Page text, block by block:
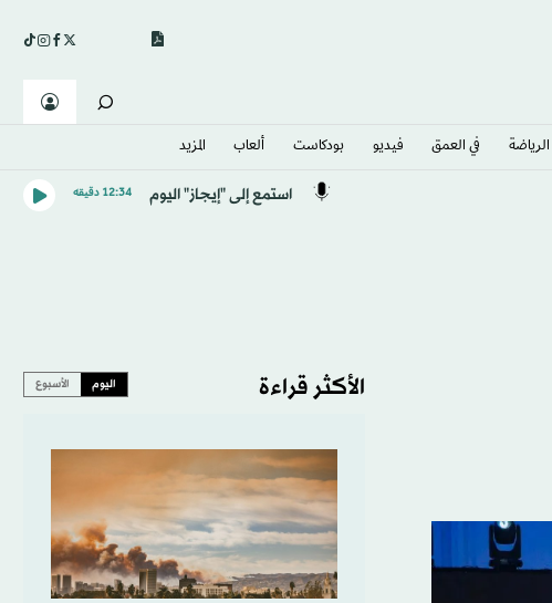
الرياضة في العمق فيديو بودكاست ألعاب المزيد
استمع إلى "إيجاز" اليوم 12:34 دقيقه
الأكثر قراءة اليوم الأسبوع